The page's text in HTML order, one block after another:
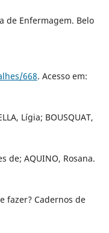
de Enfermagem. Belo
668. Acesso em:
Lígia; BOUSQUAT,
de; AQUINO, Rosana.
fazer? Cadernos de